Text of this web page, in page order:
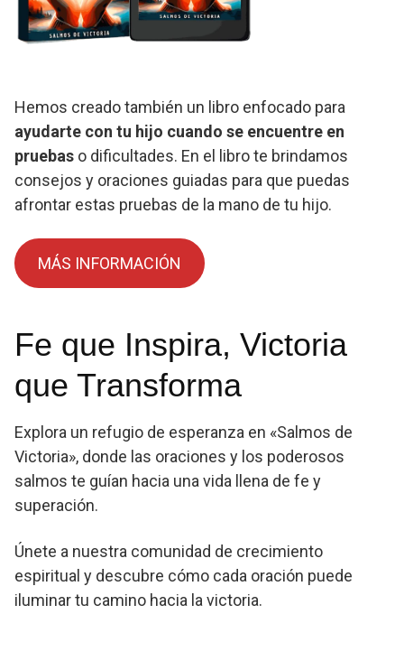
Hemos creado también un libro enfocado para
ayudarte con tu hijo cuando se encuentre en
pruebas o dificultades. En el libro te brindamos
consejos y oraciones guiadas para que puedas
afrontar estas pruebas de la mano de tu hijo.
MÁS INFORMACIÓN
Fe que Inspira, Victoria
que Transforma
Explora un refugio de esperanza en «Salmos de
Victoria», donde las oraciones y los poderosos
salmos te guían hacia una vida llena de fe y
superación.
Únete a nuestra comunidad de crecimiento
espiritual y descubre cómo cada oración puede
iluminar tu camino hacia la victoria.